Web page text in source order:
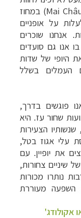
Mai) במחוז
על אופניים
אנחנו שוכרים
אנו גם סועדים
היופי של שדות
העמלים בשלל
פוגשים בדרך,
שחור עז. היא
שנשותיו הצעירות
עלי אגוז בטל,
את יופיין. עם
שיניים צחורות,
נותרו מכורות
השפעה מעוררת
אקולודג'